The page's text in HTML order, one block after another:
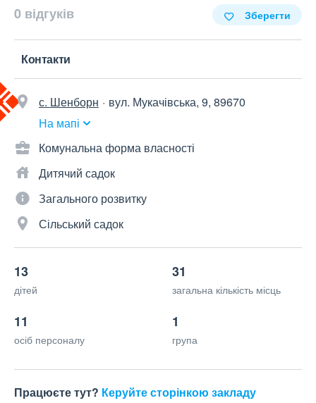
0 відгуків Зберегти
Контакти
с. Шенборн
вул. Мукачівська, 9, 89670
На мапі
Комунальна форма власності
Дитячий садок
Загального розвитку
Сільський садок
13
дітей
31
загальна кількість місць
11
осіб персоналу
1
група
Працюєте тут? Керуйте сторінкою закладу